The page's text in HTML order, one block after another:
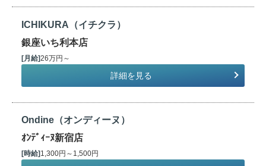
ICHIKURA（イチクラ）
銀座いち利本店
[月給]26万円～
詳細を見る
Ondine（オンディーヌ）
ｵﾝﾃﾞｨｰﾇ新宿店
[時給] 1,300円～1,500円